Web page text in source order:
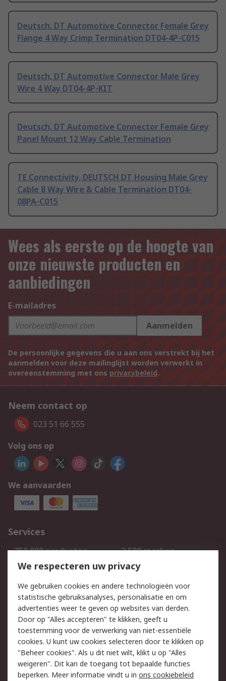
Deutsch, DT Automotive Connector Female Grey
Flange 4 Way Crimp Termination DT04-4P-C015
Deutsch, DT Automotive Connector Male Grey
Wire 4 Way DT04-4P-KIT
Deutsch, DT Automotive Connector Female Grey
Panel Mount 12 Way Cable Termination
TE Connectivity, DEUTSCH DT Housing Male Grey
Cable 8 Way Wire & Cable Termination DT04-
08PA-C015
Wees als eerste op de hoogte van
onze nieuwste producten en
aanbiedingen
E-mailadres
Aanmelden
De persoonlijke gegevens die u aan ons verstrekt bij het
aanmelden voor deze mailinglijst worden verwerkt in
overeenstemming met ons privacybeleid.
Neem contact op
023 51 66 555
Volg ons op
We aanvaarden
Services
750.000 producten
2.500 merken
Bestellen
Inkoopoplossingen
Track & Trace
Wettelijk
Cookiebeleid
Email veiligheid
Privacybeleid
Websitevoorwaarden
Algemene
verkoopvoorwaarden
We respecteren uw privacy
We gebruiken cookies en andere technologieën voor
statistische gebruiksanalyses, personalisatie en om
advertenties weer te geven op websites van derden.
Door op "Alles accepteren" te klikken, geeft u
toestemming voor de verwerking van niet-essentiële
cookies. U kunt uw cookies selecteren door te klikken op
"Beheer cookies". Als u dit niet wilt, klikt u op "Alles
weigeren". Dit kan de toegang tot bepaalde functies
beperken. Meer informatie vindt u in ons cookiebeleid